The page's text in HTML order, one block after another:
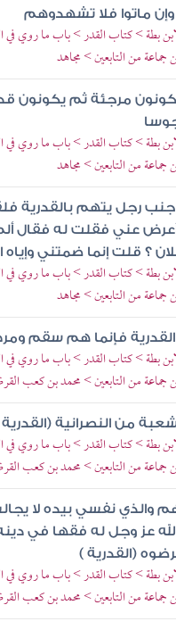
ماتوا فلا تشهدوهم
بطة > كتاب القدر > باب ما روي في
من التابعين > مجاهد
مرجئة ثم يكونون
بطة > كتاب القدر > باب ما روي في
من التابعين > مجاهد
رجل يتهم بالقدرية
عني فقلت له فقال
؟ قلت إنما ضمتني وإياه
بطة > كتاب القدر > باب ما روي في
من التابعين > مجاهد
القدرية فإنما هم سقم
بطة > كتاب القدر > باب ما روي في
جماعة من التابعين > محمد بن كعب
من النصرانية
بطة > كتاب القدر > باب ما روي في
جماعة من التابعين > محمد بن كعب
والذي نفسي بيده لا
عز وجل له فقها في
(القدرية )
بطة > كتاب القدر > باب ما روي في
جماعة من التابعين > محمد بن كعب